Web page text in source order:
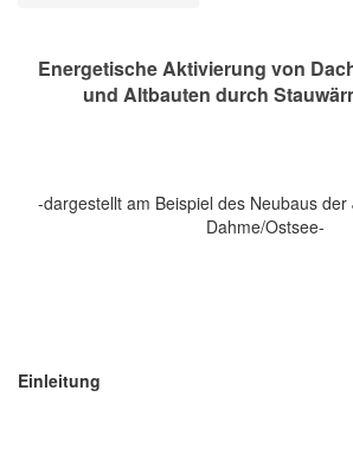
Energetische Aktivierung von
und Altbauten durch
-dargestellt am Beispiel des Neubaus
Dahme/Ostsee-
Einleitung